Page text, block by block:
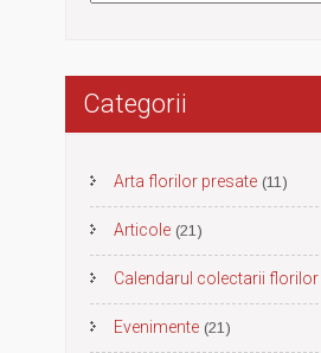
Categorii
Arta florilor presate (11)
Articole (21)
Calendarul colectarii florilor
Evenimente (21)